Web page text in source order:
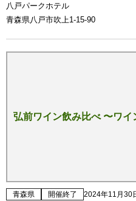
八戸パークホテル
青森県八戸市吹上1-15-90
弘前ワイン飲み比べ 〜ワ
青森県 開催終了 2024年11月30